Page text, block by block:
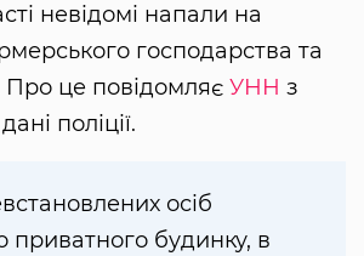
невідомі напали на
господарства та
це повідомляє УНН з
поліції.
осіб
приватного будинку, в